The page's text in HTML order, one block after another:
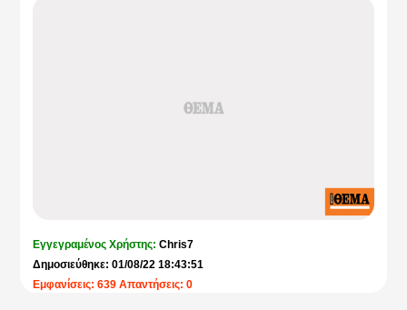
Εγγεγραμένος Χρήστης:Chris7
Δημοσιεύθηκε: 01/08/22 18:43:51
Εμφανίσεις: 639 Απαντήσεις: 0